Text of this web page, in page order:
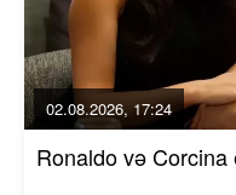
02.08.2026, 17:24
Ronaldo və Corcina